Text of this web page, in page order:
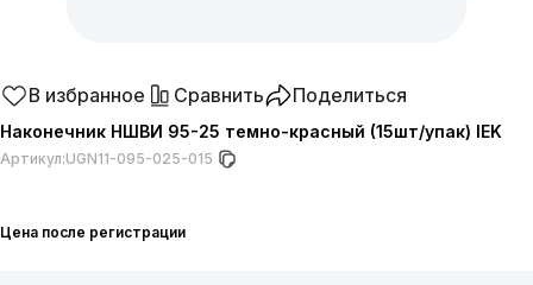
В избранное Сравнить Поделиться
Наконечник НШВИ 95-25 темно-красный (15шт/упак) IEK
Артикул:UGN11-095-025-015
Цена после регистрации